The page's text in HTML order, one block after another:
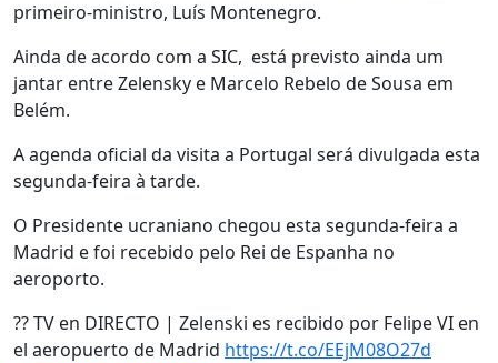
primeiro-ministro, Luís Montenegro.
Ainda de acordo com a SIC, está previsto ainda um
jantar entre Zelensky e Marcelo Rebelo de Sousa em
Belém.
A agenda oficial da visita a Portugal será divulgada esta
segunda-feira à tarde.
O Presidente ucraniano chegou esta segunda-feira a
Madrid e foi recebido pelo Rei de Espanha no
aeroporto.
?? TV en DIRECTO | Zelenski es recibido por Felipe VI en
el aeropuerto de Madrid https://t.co/EEjM08O27d